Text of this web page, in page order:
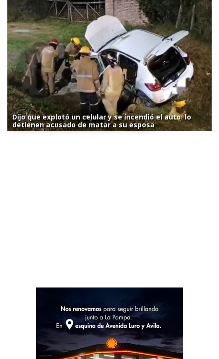
Dijo que explotó un celular y se incendió el auto: lo
detienen acusado de matar a su esposa